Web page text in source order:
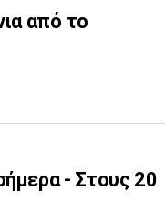
από το
- Στους 20